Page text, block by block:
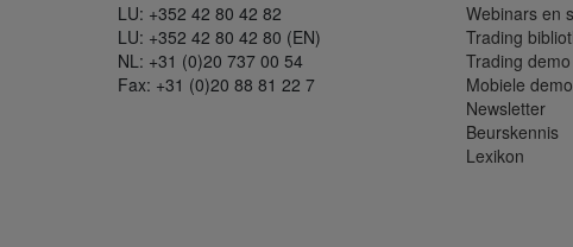
LU: +352 42 80 42 82
LU: +352 42 80 42 80 (EN)
NL: +31 (0)20 737 00 54
Fax: +31 (0)20 88 81 22 7
Webinars en
Trading
Trading demo
Mobiele demo
Newsletter
Beurskennis
Lexikon